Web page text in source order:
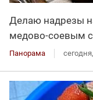
Делаю надрезы
медово-соевым
Панорама